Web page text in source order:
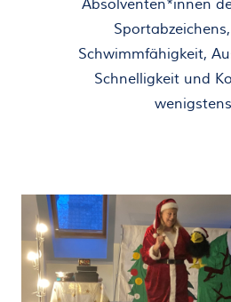
Absolventen*innen
Schwimmfähigkeit,
Schnelligkeit und